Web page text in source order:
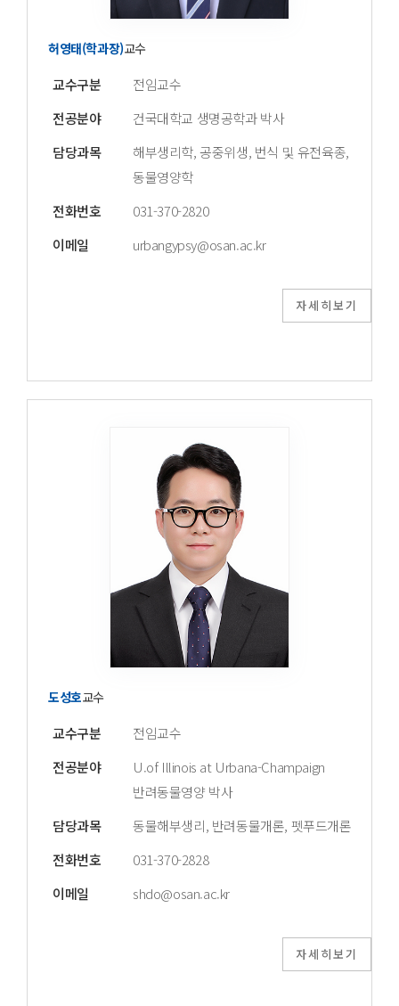
허영태(학과장)교수
교수구분
전임교수
전공분야
건국대학교 생명공학과 박사
담당과목
해부생리학, 공중위생, 번식 및 유전육종,
동물영양학
전화번호
031-370-2820
이메일
urbangypsy@osan.ac.kr
자세히보기
도성호교수
교수구분
전임교수
전공분야
U.of Illinois at Urbana-Champaign
반려동물영양 박사
담당과목
동물해부생리, 반려동물개론, 펫푸드개론
전화번호
031-370-2828
이메일
shdo@osan.ac.kr
자세히보기